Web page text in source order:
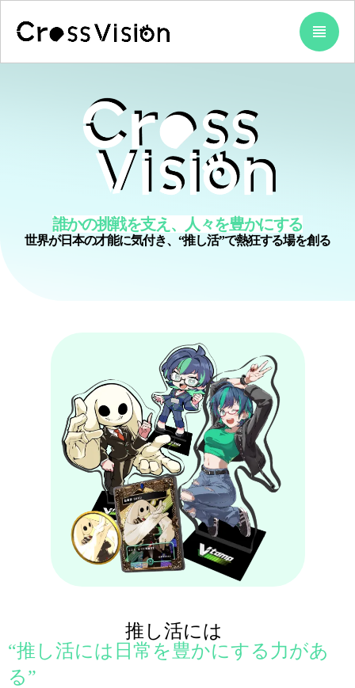
view_headline
誰かの挑戦を支え、人々を豊かにする
世界が日本の才能に気付き、“推し活”で熱狂する場を創る
推し活には
“推し活には日常を豊かにする力があ
る”